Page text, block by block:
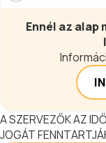
Ennél az alap
A SZERVEZŐK AZ
JOGÁT